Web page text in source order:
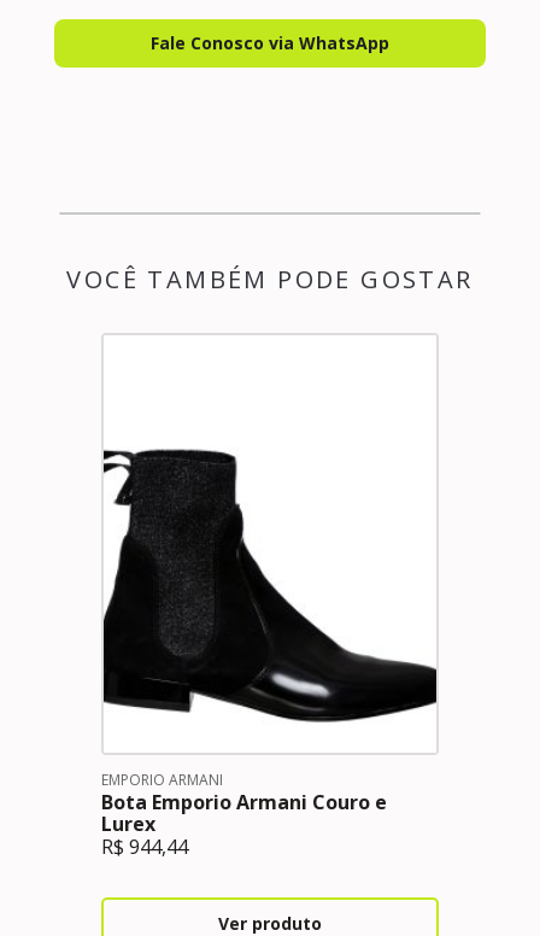
Fale Conosco via WhatsApp
VOCÊ TAMBÉM PODE GOSTAR
EMPORIO ARMANI
Bota Emporio Armani Couro e
Lurex
R$ 944,44
Ver produto